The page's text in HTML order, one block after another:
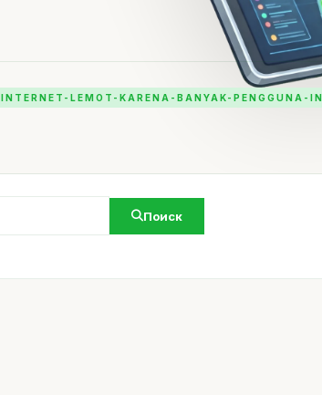
INTERNET-LEMOT-KARENA-BANYAK-PENGGUNA-
Поиск